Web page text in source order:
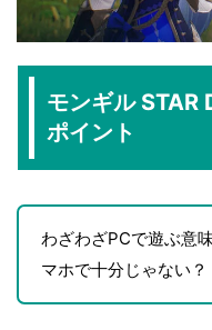
モンギル STAR
ポイント
わざわざPCで遊ぶ意
マホで十分じゃない？